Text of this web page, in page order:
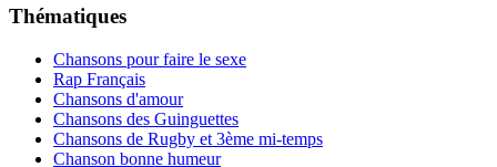
Thématiques
Chansons pour faire le sexe
Rap Français
Chansons d'amour
Chansons des Guinguettes
Chansons de Rugby et 3ème mi-temps
Chanson bonne humeur